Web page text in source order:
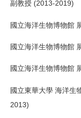
副教授 (2013-2019)
國立海洋生物博物館
國立海洋生物博物館
國立海洋生物博物館
國立東華大學 海洋生
2013)